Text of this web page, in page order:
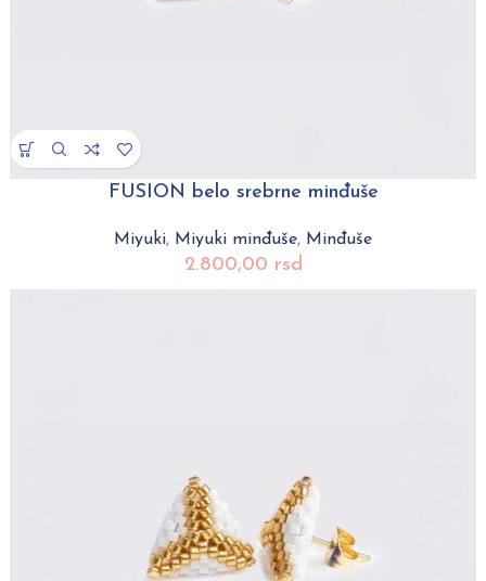
FUSION belo srebrne minđuše
Miyuki, Miyuki minđuše, Minđuše
2.800,00 rsd